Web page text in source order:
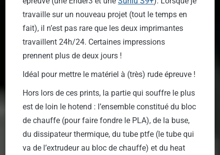
travaille sur un nouveau projet (tout le temps en
fait), il n’est pas rare que les deux imprimantes
travaillent 24h/24. Certaines impressions
prennent plus de deux jours !
Idéal pour mettre le matériel à (très) rude épreuve !
Hors lors de ces prints, la partie qui souffre le plus
est de loin le hotend : l’ensemble constitué du bloc
de chauffe (pour faire fondre le PLA), de la buse,
du dissipateur thermique, du tube ptfe (le tube qui
va de l’extrudeur au bloc de chauffe) et du heat